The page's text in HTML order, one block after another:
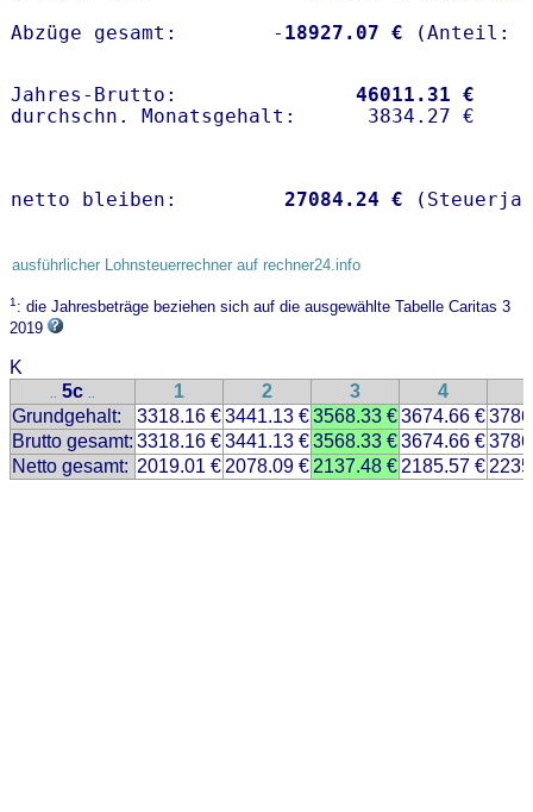
Abzüge gesamt:        - 18927.07 €
Jahres-Brutto: 46011.31 €
netto bleiben: 27084.24 €
ausführlicher Lohnsteuerrechner auf rechner24.info
1: die Jahresbeträge beziehen sich auf die ausgewählte Tabelle Caritas 3
2019
K
.. 5c .. 1 2 3 4
Grundgehalt:
3318.16 €3441.13 €3568.33 €3674.66 €
Brutto gesamt: 3318.16 €3441.13 €3568.33 €3674.66 €
Netto gesamt: 2019.01 € 2078.09 € 2137.48 € 2185.57 €